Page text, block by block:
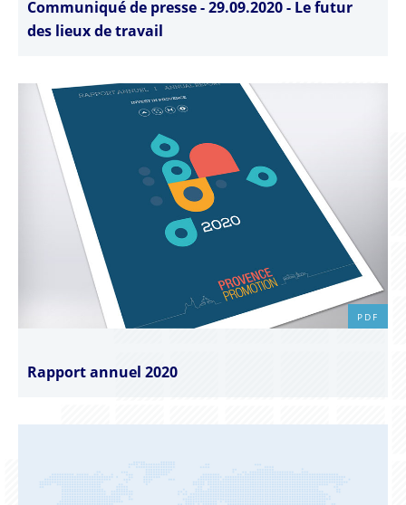
Communiqué de presse - 29.09.2020 - Le futur
des lieux de travail
PDF
Rapport annuel 2020